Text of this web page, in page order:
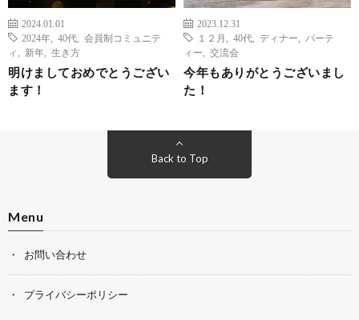
2024.01.01
2024年
40代
会員制コミュニテ
ィ
新年 生き方
明けましておめでとうござい
ます！
2023.12.31
１２月
40代 ディナー
パーテ
ィー
交流会
今年もありがとうございまし
た！
Back to Top
Menu
お問い合わせ
プライバシーポリシー